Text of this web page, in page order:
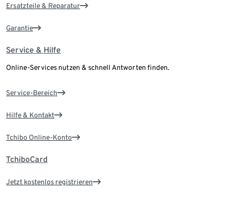
Ersatzteile & Reparatur
Garantie
Service & Hilfe
Online-Services nutzen & schnell Antworten finden.
Service-Bereich
Hilfe & Kontakt
Tchibo Online-Konto
TchiboCard
Jetzt kostenlos registrieren